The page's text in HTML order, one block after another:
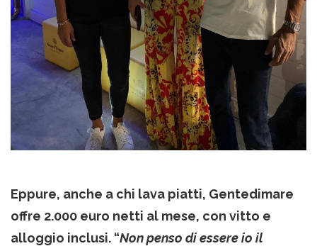
Eppure, anche a chi lava piatti, Gentedimare
offre 2.000 euro netti al mese, con vitto e
alloggio inclusi. “Non penso di essere io il